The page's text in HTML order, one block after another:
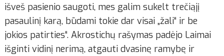
išveš pasienio saugoti, mes galim sukelt trečiąjį
pasaulinį karą, būdami tokie dar visai „žali“ ir be
jokios patirties“. Akrostichų rašymas padėjo Laimai
išginti vidinį nerimą, atgauti dvasinę ramybę ir